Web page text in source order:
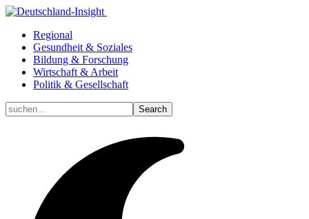
Regional
Gesundheit & Soziales
Bildung & Forschung
Wirtschaft & Arbeit
Politik & Gesellschaft